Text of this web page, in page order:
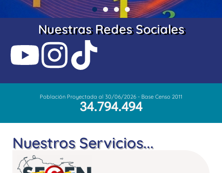
Nuestras Redes Sociales
Población Proyectada al 30/06/2026 - Base Censo 2011
34.794.494
Nuestros Servicios...